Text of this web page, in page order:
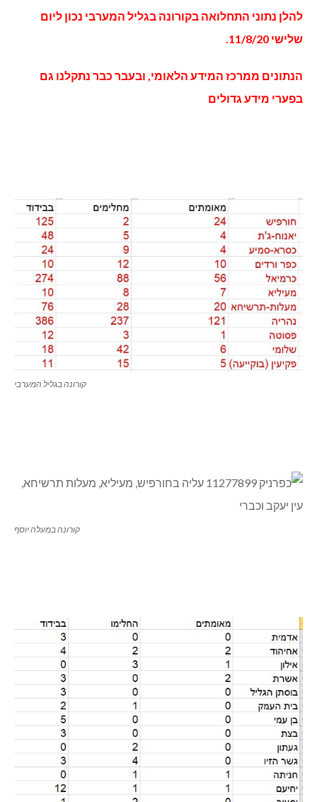
להלן נתוני התחלואה בקורונה בגליל המערבי נכון ליום
שלישי 11/8/20.
הנתונים ממרכז המידע הלאומי, ובעבר כבר נתקלנו גם
בפערי מידע גדולים
קורונה בגליל המערבי
קורונה במעלה יוסף